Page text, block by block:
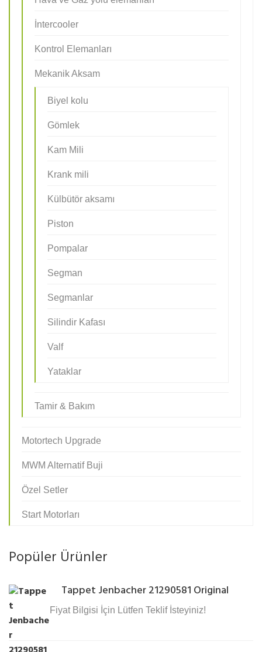
İntercooler
Kontrol Elemanları
Mekanik Aksam
Biyel kolu
Gömlek
Kam Mili
Krank mili
Külbütör aksamı
Piston
Pompalar
Segman
Segmanlar
Silindir Kafası
Valf
Yataklar
Tamir & Bakım
Motortech Upgrade
MWM Alternatif Buji
Özel Setler
Start Motorları
Popüler Ürünler
Tappet Jenbacher 21290581 Original
Fiyat Bilgisi İçin Lütfen Teklif İsteyiniz!